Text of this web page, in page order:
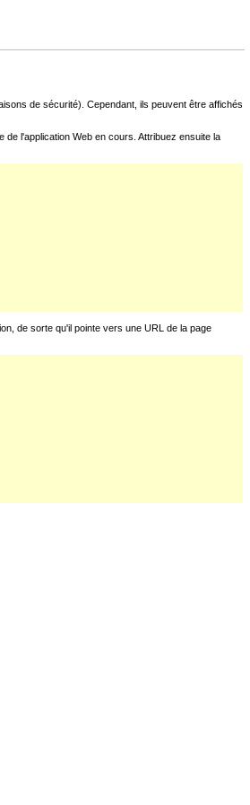
de sécurité). Cependant, ils peuvent être affichés
l'application Web en cours. Attribuez ensuite la
de sorte qu'il pointe vers une URL de la page